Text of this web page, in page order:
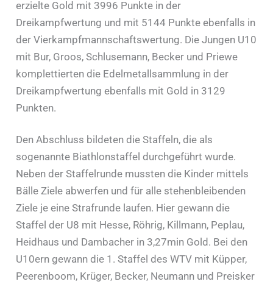
erzielte Gold mit 3996 Punkte in der
Dreikampfwertung und mit 5144 Punkte ebenfalls in
der Vierkampfmannschaftswertung. Die Jungen U10
mit Bur, Groos, Schlusemann, Becker und Priewe
komplettierten die Edelmetallsammlung in der
Dreikampfwertung ebenfalls mit Gold in 3129
Punkten.
Den Abschluss bildeten die Staffeln, die als
sogenannte Biathlonstaffel durchgeführt wurde.
Neben der Staffelrunde mussten die Kinder mittels
Bälle Ziele abwerfen und für alle stehenbleibenden
Ziele je eine Strafrunde laufen. Hier gewann die
Staffel der U8 mit Hesse, Röhrig, Killmann, Peplau,
Heidhaus und Dambacher in 3,27min Gold. Bei den
U10ern gewann die 1. Staffel des WTV mit Küpper,
Peerenboom, Krüger, Becker, Neumann und Preisker